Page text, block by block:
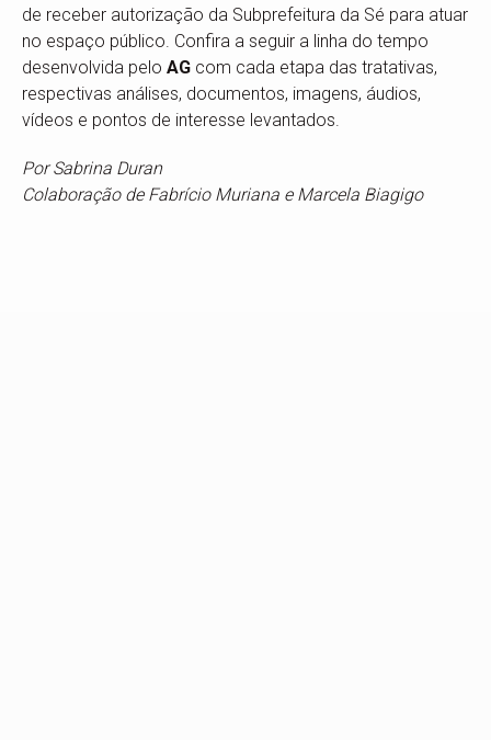
de receber autorização da Subprefeitura da Sé para atuar
no espaço público. Confira a seguir a linha do tempo
desenvolvida pelo AG com cada etapa das tratativas,
respectivas análises, documentos, imagens, áudios,
vídeos e pontos de interesse levantados.
Por Sabrina Duran
Colaboração de Fabrício Muriana e Marcela Biagigo